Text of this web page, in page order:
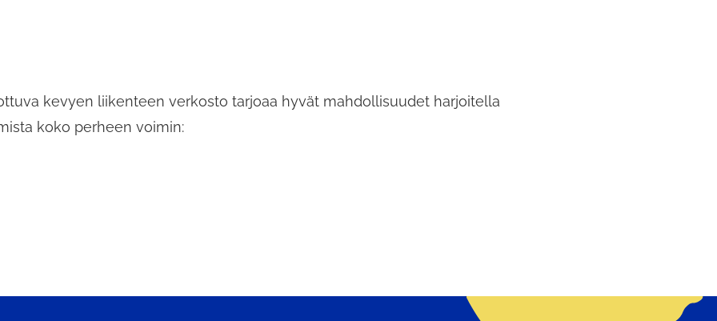
kevyen liikenteen verkosto tarjoaa hyvät mahdollisuudet harjoitella
koko perheen voimin: